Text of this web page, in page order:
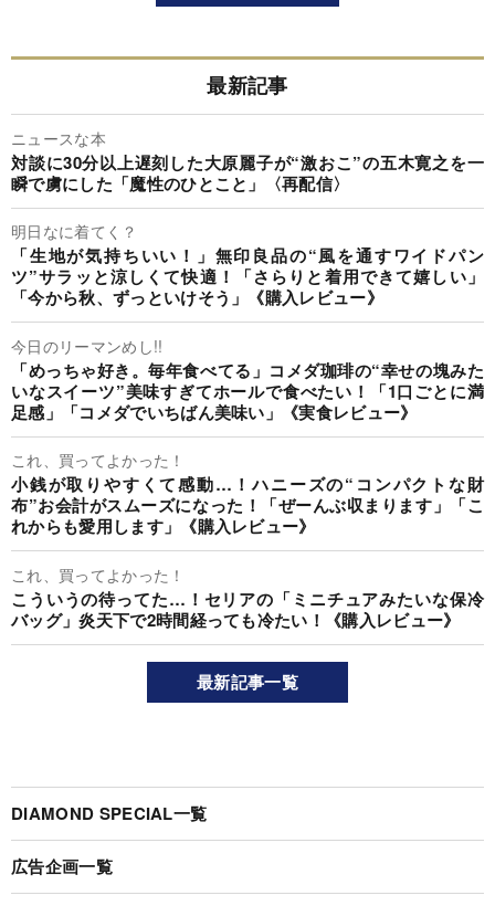
最新記事
ニュースな本
対談に30分以上遅刻した大原麗子が“激おこ”の五木寛之を一
瞬で虜にした「魔性のひとこと」〈再配信〉
明日なに着てく？
「生地が気持ちいい！」無印良品の“風を通すワイドパン
ツ”サラッと涼しくて快適！「さらりと着用できて嬉しい」
「今から秋、ずっといけそう」《購入レビュー》
今日のリーマンめし!!
「めっちゃ好き。毎年食べてる」コメダ珈琲の“幸せの塊みた
いなスイーツ”美味すぎてホールで食べたい！「1口ごとに満
足感」「コメダでいちばん美味い」《実食レビュー》
これ、買ってよかった！
小銭が取りやすくて感動…！ハニーズの“コンパクトな財
布”お会計がスムーズになった！「ぜーんぶ収まります」「こ
れからも愛用します」《購入レビュー》
これ、買ってよかった！
こういうの待ってた…！セリアの「ミニチュアみたいな保冷
バッグ」炎天下で2時間経っても冷たい！《購入レビュー》
最新記事一覧
DIAMOND SPECIAL一覧
広告企画一覧